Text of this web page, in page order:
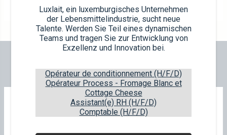
Luxlait, ein luxemburgisches Unternehmen
der Lebensmittelindustrie, sucht neue
Talente. Werden Sie Teil eines dynamischen
Teams und tragen Sie zur Entwicklung von
Exzellenz und Innovation bei.
Opérateur de conditionnement (H/F/D)
Opérateur Process - Fromage Blanc et
Cottage Cheese
Assistant(e) RH (H/F/D)
Comptable (H/F/D)
12 items 160 boxes 8 layers